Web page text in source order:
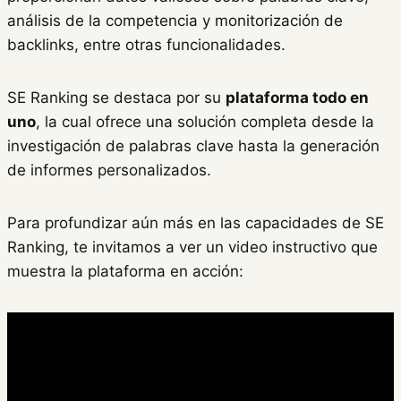
análisis de la competencia y monitorización de
backlinks, entre otras funcionalidades.
SE Ranking se destaca por su plataforma todo en
uno, la cual ofrece una solución completa desde la
investigación de palabras clave hasta la generación
de informes personalizados.
Para profundizar aún más en las capacidades de SE
Ranking, te invitamos a ver un video instructivo que
muestra la plataforma en acción: